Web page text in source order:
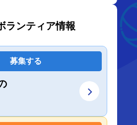
ランティア情報
募集する